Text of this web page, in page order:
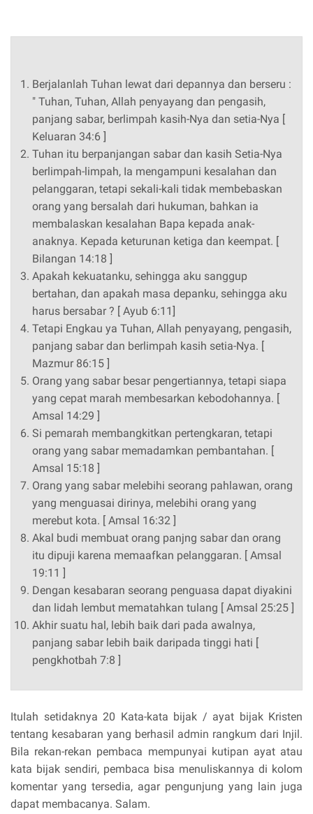
Berjalanlah Tuhan lewat dari depannya dan berseru :
" Tuhan, Tuhan, Allah penyayang dan pengasih,
panjang sabar, berlimpah kasih-Nya dan setia-Nya [
Keluaran 34:6 ]
Tuhan itu berpanjangan sabar dan kasih Setia-Nya
berlimpah-limpah, Ia mengampuni kesalahan dan
pelanggaran, tetapi sekali-kali tidak membebaskan
orang yang bersalah dari hukuman, bahkan ia
membalaskan kesalahan Bapa kepada anak-
anaknya. Kepada keturunan ketiga dan keempat. [
Bilangan 14:18 ]
Apakah kekuatanku, sehingga aku sanggup
bertahan, dan apakah masa depanku, sehingga aku
harus bersabar ? [ Ayub 6:11]
Tetapi Engkau ya Tuhan, Allah penyayang, pengasih,
panjang sabar dan berlimpah kasih setia-Nya. [
Mazmur 86:15 ]
Orang yang sabar besar pengertiannya, tetapi siapa
yang cepat marah membesarkan kebodohannya. [
Amsal 14:29 ]
Si pemarah membangkitkan pertengkaran, tetapi
orang yang sabar memadamkan pembantahan. [
Amsal 15:18 ]
Orang yang sabar melebihi seorang pahlawan, orang
yang menguasai dirinya, melebihi orang yang
merebut kota. [ Amsal 16:32 ]
Akal budi membuat orang panjng sabar dan orang
itu dipuji karena memaafkan pelanggaran. [ Amsal
19:11 ]
Dengan kesabaran seorang penguasa dapat diyakini
dan lidah lembut mematahkan tulang [ Amsal 25:25 ]
Akhir suatu hal, lebih baik dari pada awalnya,
panjang sabar lebih baik daripada tinggi hati [
pengkhotbah 7:8 ]
Itulah setidaknya 20 Kata-kata bijak / ayat bijak Kristen
tentang kesabaran yang berhasil admin rangkum dari Injil.
Bila rekan-rekan pembaca mempunyai kutipan ayat atau
kata bijak sendiri, pembaca bisa menuliskannya di kolom
komentar yang tersedia, agar pengunjung yang lain juga
dapat membacanya. Salam.